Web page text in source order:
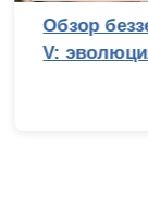
Обзор
V: